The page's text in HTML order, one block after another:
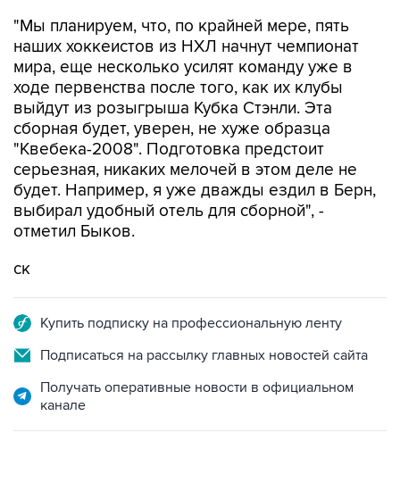
"Мы планируем, что, по крайней мере, пять
наших хоккеистов из НХЛ начнут чемпионат
мира, еще несколько усилят команду уже в
ходе первенства после того, как их клубы
выйдут из розыгрыша Кубка Стэнли. Эта
сборная будет, уверен, не хуже образца
"Квебека-2008". Подготовка предстоит
серьезная, никаких мелочей в этом деле не
будет. Например, я уже дважды ездил в Берн,
выбирал удобный отель для сборной", -
отметил Быков.
ск
Купить подписку на профессиональную ленту
Подписаться на рассылку главных новостей сайта
Получать оперативные новости в официальном
канале